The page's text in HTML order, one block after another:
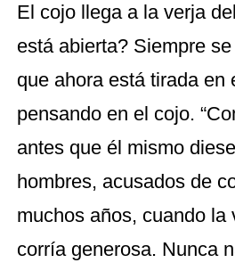
El cojo llega a la verja
está abierta? Siempre
que ahora está tirada
pensando en el cojo.
antes que él mismo
hombres, acusados de
muchos años, cuando
corría generosa. Nunca